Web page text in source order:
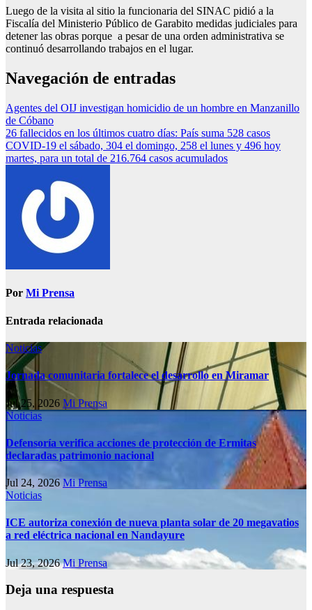
Luego de la visita al sitio la funcionaria del SINAC pidió a la
Fiscalía del Ministerio Público de Garabito medidas judiciales para
detener las obras porque a pesar de una orden administrativa se
continuó desarrollando trabajos en el lugar.
Navegación de entradas
Agentes del OIJ investigan homicidio de un hombre en Manzanillo
de Cóbano
26 fallecidos en los últimos cuatro días: País suma 528 casos
COVID-19 el sábado, 304 el domingo, 258 el lunes y 496 hoy
martes, para un total de 216.764 casos acumulados
Por Mi Prensa
Entrada relacionada
Noticias
Jornada comunitaria fortalece el desarrollo en Miramar
Jul 25, 2026 Mi Prensa
Noticias
Defensoría verifica acciones de protección de Ermitas
declaradas patrimonio nacional
Jul 24, 2026Mi Prensa
Noticias
ICE autoriza conexión de nueva planta solar de 20 megavatios
a red eléctrica nacional en Nandayure
Jul 23, 2026Mi Prensa
Deja una respuesta